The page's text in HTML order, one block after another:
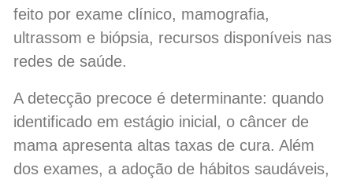
feito por exame clínico, mamografia,
ultrassom e biópsia, recursos disponíveis nas
redes de saúde.
A detecção precoce é determinante: quando
identificado em estágio inicial, o câncer de
mama apresenta altas taxas de cura. Além
dos exames, a adoção de hábitos saudáveis,